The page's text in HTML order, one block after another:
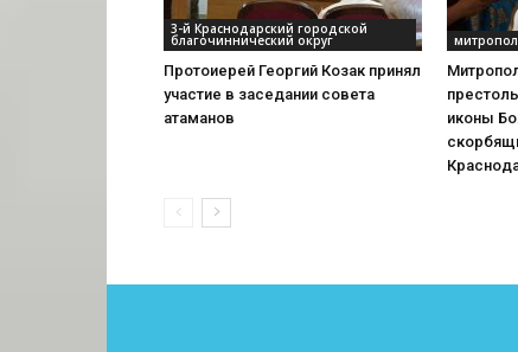
3-й Краснодарский городской
благочиннический округ
Протоиерей Георгий Козак принял
участие в заседании совета
атаманов
иконы